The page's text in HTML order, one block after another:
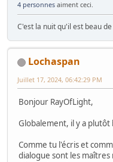
4 personnes aiment ceci.
C'est la nuit qu'il est beau
Lochaspan
Juillet 17, 2024, 06:42:29 PM
Bonjour RayOfLight,
Globalement, il y a
Comme tu l'écris et
dialogue sont les